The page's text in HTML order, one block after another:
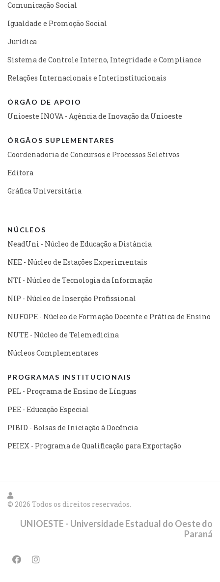
Comunicação Social
Igualdade e Promoção Social
Jurídica
Sistema de Controle Interno, Integridade e Compliance
Relações Internacionais e Interinstitucionais
ÓRGÃO DE APOIO
Unioeste INOVA - Agência de Inovação da Unioeste
ÓRGÃOS SUPLEMENTARES
Coordenadoria de Concursos e Processos Seletivos
Editora
Gráfica Universitária
NÚCLEOS
NeadUni - Núcleo de Educação a Distância
NEE - Núcleo de Estações Experimentais
NTI - Núcleo de Tecnologia da Informação
NIP - Núcleo de Inserção Profissional
NUFOPE - Núcleo de Formação Docente e Prática de Ensino
NUTE - Núcleo de Telemedicina
Núcleos Complementares
PROGRAMAS INSTITUCIONAIS
PEL - Programa de Ensino de Línguas
PEE - Educação Especial
PIBID - Bolsas de Iniciação à Docência
PEIEX - Programa de Qualificação para Exportação
© 2026 Todos os direitos reservados.
UNIOESTE - Universidade Estadual do Oeste do
Paraná